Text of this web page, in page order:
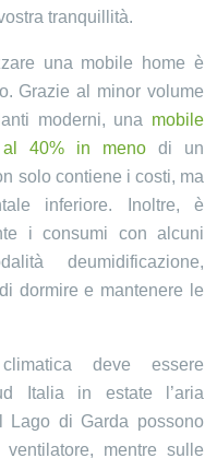
tranquillità.
una mobile home è
Grazie al minor volume
moderni, una mobile
40% in menodi un
solo contiene i costi, ma
inferiore. Inoltre, è
i consumi con alcuni
deumidificazione,
dormire e mantenere le
deve essere
Italia in estate l’aria
Lago di Garda possono
mentre sulle